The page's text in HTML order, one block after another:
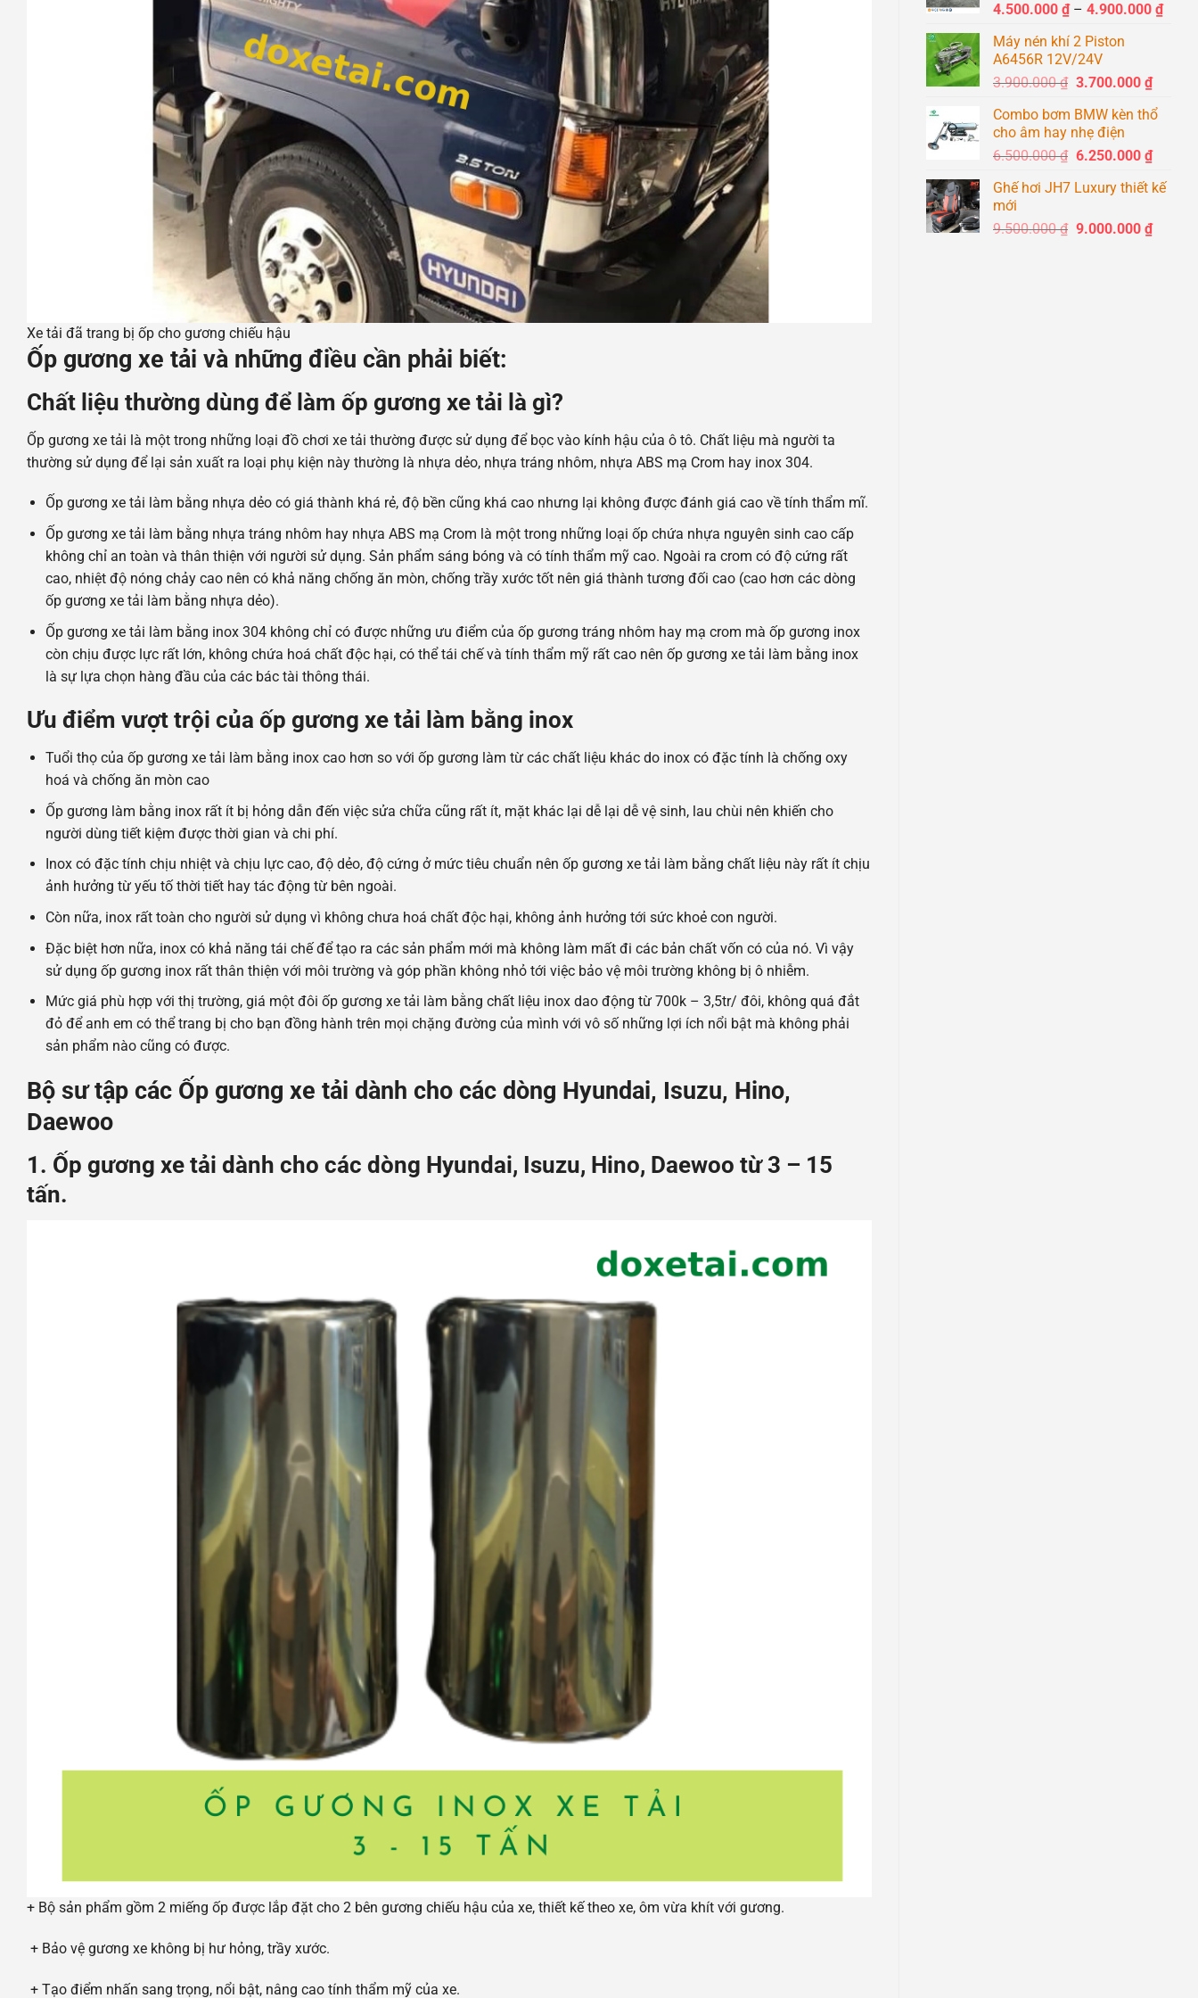
Xe tải đã trang bị ốp cho gương chiếu hậu
Ốp gương xe tải và những điều cần phải biết:
Chất liệu thường dùng để làm ốp gương xe tải là gì?
Ốp gương xe tải là một trong những loại đồ chơi xe tải thường được sử dụng để bọc vào kính hậu của ô tô. Chất liệu mà người ta
thường sử dụng để lại sản xuất ra loại phụ kiện này thường là nhựa dẻo, nhựa tráng nhôm, nhựa ABS mạ Crom hay inox 304.
Ốp gương xe tải làm bằng nhựa dẻo có giá thành khá rẻ, độ bền cũng khá cao nhưng lại không được đánh giá cao về tính thẩm mĩ.
Ốp gương xe tải làm bằng nhựa tráng nhôm hay nhựa ABS mạ Crom là một trong những loại ốp chứa nhựa nguyên sinh cao cấp
không chỉ an toàn và thân thiện với người sử dụng. Sản phẩm sáng bóng và có tính thẩm mỹ cao. Ngoài ra crom có độ cứng rất
cao, nhiệt độ nóng chảy cao nên có khả năng chống ăn mòn, chống trầy xước tốt nên giá thành tương đối cao (cao hơn các dòng
ốp gương xe tải làm bằng nhựa dẻo).
Ốp gương xe tải làm bằng inox 304 không chỉ có được những ưu điểm của ốp gương tráng nhôm hay mạ crom mà ốp gương inox
còn chịu được lực rất lớn, không chứa hoá chất độc hại, có thể tái chế và tính thẩm mỹ rất cao nên ốp gương xe tải làm bằng inox
là sự lựa chọn hàng đầu của các bác tài thông thái.
Ưu điểm vượt trội của ốp gương xe tải làm bằng inox
Tuổi thọ của ốp gương xe tải làm bằng inox cao hơn so với ốp gương làm từ các chất liệu khác do inox có đặc tính là chống oxy
hoá và chống ăn mòn cao
Ốp gương làm bằng inox rất ít bị hỏng dẫn đến việc sửa chữa cũng rất ít, mặt khác lại dễ lại dễ vệ sinh, lau chùi nên khiến cho
người dùng tiết kiệm được thời gian và chi phí.
Inox có đặc tính chịu nhiệt và chịu lực cao, độ dẻo, độ cứng ở mức tiêu chuẩn nên ốp gương xe tải làm bằng chất liệu này rất ít chịu
ảnh hưởng từ yếu tố thời tiết hay tác động từ bên ngoài.
Còn nữa, inox rất toàn cho người sử dụng vì không chưa hoá chất độc hại, không ảnh hưởng tới sức khoẻ con người.
Đặc biệt hơn nữa, inox có khả năng tái chế để tạo ra các sản phẩm mới mà không làm mất đi các bản chất vốn có của nó. Vì vậy
sử dụng ốp gương inox rất thân thiện với môi trường và góp phần không nhỏ tới việc bảo vệ môi trường không bị ô nhiễm.
Mức giá phù hợp với thị trường, giá một đôi ốp gương xe tải làm bằng chất liệu inox dao động từ 700k – 3,5tr/ đôi, không quá đắt
đỏ để anh em có thể trang bị cho bạn đồng hành trên mọi chặng đường của mình với vô số những lợi ích nổi bật mà không phải
sản phẩm nào cũng có được.
Bộ sư tập các Ốp gương xe tải dành cho các dòng Hyundai, Isuzu, Hino,
Daewoo
1. Ốp gương xe tải dành cho các dòng Hyundai, Isuzu, Hino, Daewoo từ 3 – 15
tấn.
+ Bộ sản phẩm gồm 2 miếng ốp được lắp đặt cho 2 bên gương chiếu hậu của xe, thiết kế theo xe, ôm vừa khít với gương.
+ Bảo vệ gương xe không bị hư hỏng, trầy xước.
+ Tạo điểm nhấn sang trọng, nổi bật, nâng cao tính thẩm mỹ của xe.
4.500.000 ₫ – 4.900.000 ₫
Máy nén khí 2 Piston
A6456R 12V/24V
3.900.000₫ Giá
là:
3.900.000 ₫.
3.700.000 ₫Giá
tại
Combo bơm BMW kèn thổ
cho âm hay nhẹ điện
6.500.000₫ Giá
là:
6.250.000 ₫Giá
tại
Ghế hơi JH7 Luxury thiết kế
mới
9.500.000₫ Giá
9.000.000 ₫Giá